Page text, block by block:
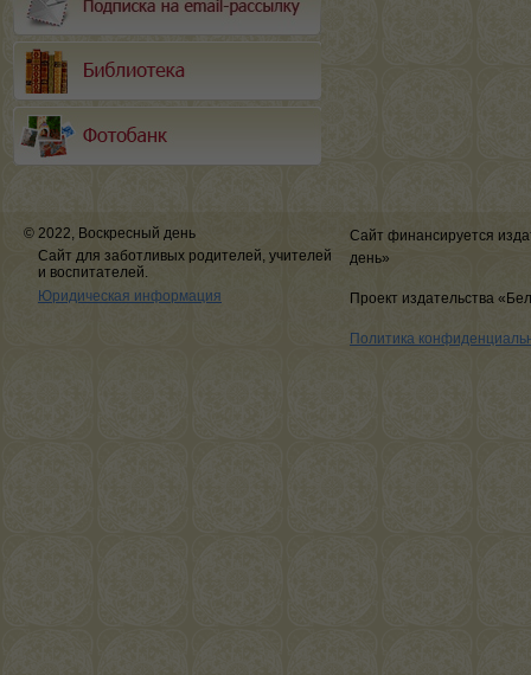
© 2022, Воскресный день
Сайт для заботливых родителей, учителей
и воспитателей.
Юридическая информация
Сайт финансируется
день»
Проект издательства
Политика